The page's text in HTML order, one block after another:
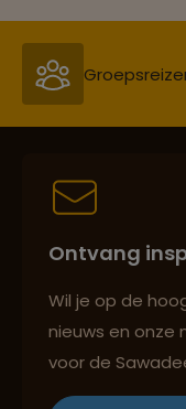
Lees
Lees
Hoop
Persoonlijk
Best
Ontvang
Wil je op de
nieuws en onze
voor de